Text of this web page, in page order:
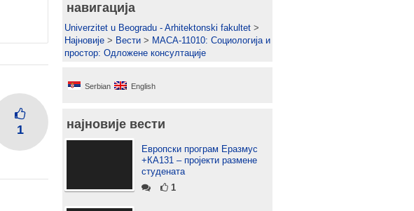
1
навигација
Univerzitet u Beogradu - Arhitektonski fakultet >
Најновије > Вести > МАСА-11010: Социологија и
простор: Одложене консултације
Serbian English
најновије вести
Европски програм Еразмус
+КА131 – пројекти размене
студената
1